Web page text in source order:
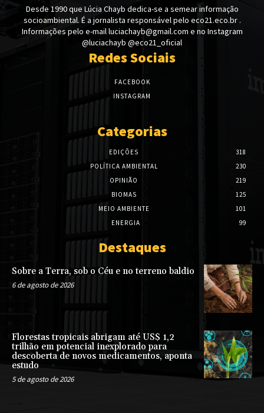
Desde 1990 que Lúcia Chayb dedica-se a semear informação
socioambiental. É a jornalista responsável pelo eco21.eco.br .
Informações pelo e-mail luciachayb@gmail.com e no Instagram
@luciachayb @eco21_oficial
Redes Sociais
FACEBOOK
INSTAGRAM
Categorias
EDIÇÕES
318
POLÍTICA AMBIENTAL
230
OPINIÃO
219
BIOMAS
125
MEIO AMBIENTE
101
ENERGIA
99
Destaques
Sobre a Terra, sob o Céu e no terreno baldio
6 de agosto de 2026
Florestas tropicais abrigam até US$ 1,2
trilhão em potencial inexplorado para
descoberta de novos medicamentos, aponta
estudo
5 de agosto de 2026